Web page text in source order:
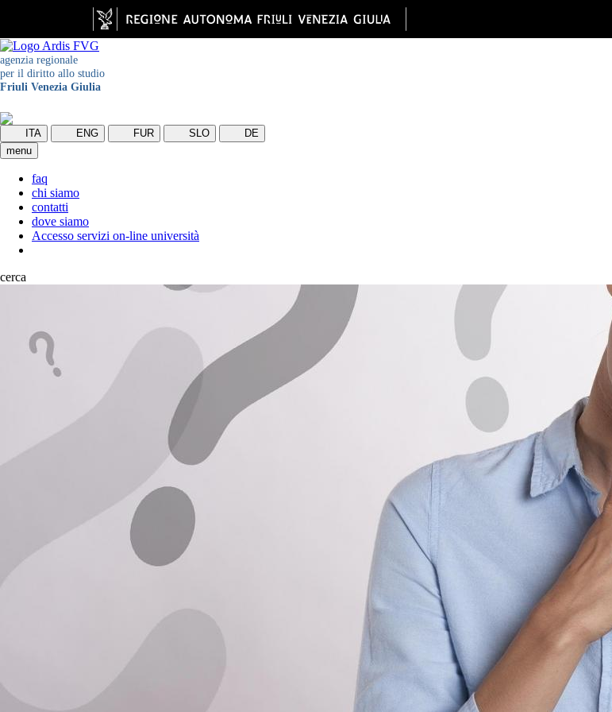
agenzia regionale
per il diritto allo studio
Friuli Venezia Giulia
ITA ENG FUR SLO
DE
menu
faq
chi siamo
contatti
dove siamo
Accesso servizi on-line università
cerca